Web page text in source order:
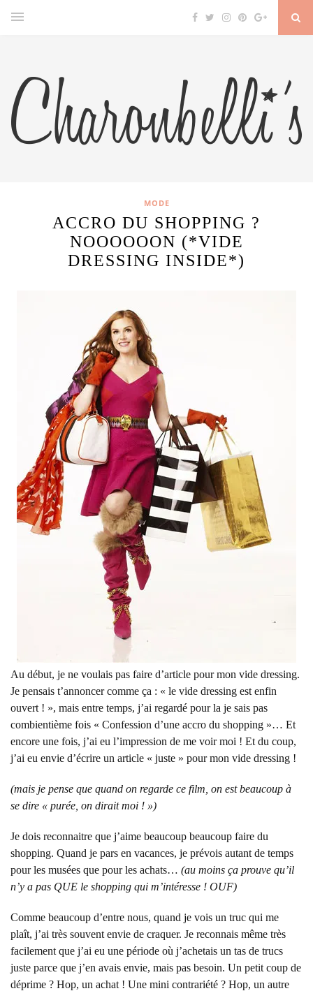
MODE
ACCRO DU SHOPPING ?
NOOOOOON (*VIDE
DRESSING INSIDE*)
Au début, je ne voulais pas faire d’article pour mon vide dressing.
Je pensais t’annoncer comme ça : « le vide dressing est enfin
ouvert ! », mais entre temps, j’ai regardé pour la je sais pas
combientième fois « Confession d’une accro du shopping »… Et
encore une fois, j’ai eu l’impression de me voir moi ! Et du coup,
j’ai eu envie d’écrire un article « juste » pour mon vide dressing !
(mais je pense que quand on regarde ce film, on est beaucoup à
se dire « purée, on dirait moi ! »)
Je dois reconnaitre que j’aime beaucoup beaucoup faire du
shopping. Quand je pars en vacances, je prévois autant de temps
pour les musées que pour les achats… (au moins ça prouve qu’il
n’y a pas QUE le shopping qui m’intéresse ! OUF)
Comme beaucoup d’entre nous, quand je vois un truc qui me
plaît, j’ai très souvent envie de craquer. Je reconnais même très
facilement que j’ai eu une période où j’achetais un tas de trucs
juste parce que j’en avais envie, mais pas besoin. Un petit coup de
déprime ? Hop, un achat ! Une mini contrariété ? Hop, un autre